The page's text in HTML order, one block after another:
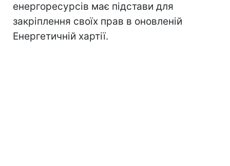
енергоресурсів має підстави для
закріплення своїх прав в оновленій
Енергетичній хартії.